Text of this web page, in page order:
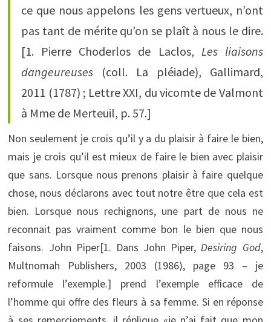
ce que nous appelons les gens vertueux, n’ont
pas tant de mérite qu’on se plaît à nous le dire.
[1. Pierre Choderlos de Laclos, Les liaisons
dangeureuses (coll. La pléiade), Gallimard,
2011 (1787) ; Lettre XXI, du vicomte de Valmont
à Mme de Merteuil, p. 57.]
Non seulement je crois qu’il y a du plaisir à faire le bien,
mais je crois qu’il est mieux de faire le bien avec plaisir
que sans. Lorsque nous prenons plaisir à faire quelque
chose, nous déclarons avec tout notre être que cela est
bien. Lorsque nous rechignons, une part de nous ne
reconnait pas vraiment comme bon le bien que nous
faisons. John Piper[1. Dans John Piper,Desiring God,
Multnomah Publishers, 2003 (1986), page 93 – je
reformule l’exemple.] prend l’exemple efficace de
l’homme qui offre des fleurs à sa femme. Si en réponse